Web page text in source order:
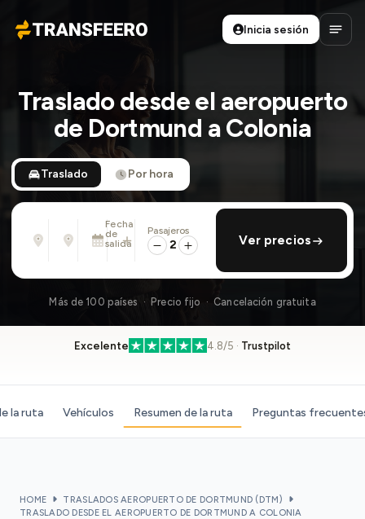
Transfeero
Inicia sesión
Abrir
Traslado desde el aeropuerto
de Dortmund a Colonia
Traslado Por hora
Desde
Dirección, aeropuerto, hotel, ...
Hasta
Dirección, aeropuerto, hotel, ...
Fecha
de
salida
Dom., 9 Ago. · 01:45 PM
añadir regreso
Pasajeros
2 Ver precios
Más de 100 países · Precio fijo · Cancelación gratuita
Excelente 4.8/5 · Trustpilot
la ruta Vehículos Resumen de la ruta Preguntas
HOME
TRASLADOS AEROPUERTO DE DORTMUND (DTM)
TRASLADO DESDE EL AEROPUERTO DE DORTMUND A COLONIA